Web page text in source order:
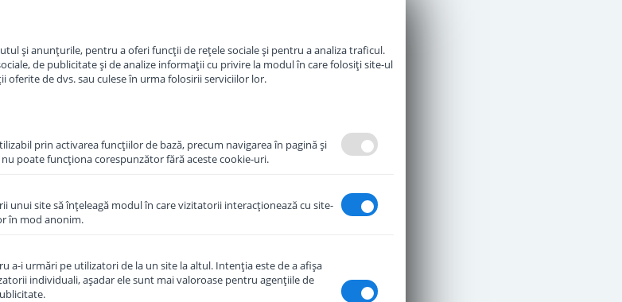
și anunțurile, pentru a oferi funcții de rețele sociale și pentru a analiza traficul.
de publicitate și de analize informații cu privire la modul în care folosiți site-ul
de dvs. sau culese în urma folosirii serviciilor lor.
prin activarea funcţiilor de bază, precum navigarea în pagină şi
poate funcţiona corespunzător fără aceste cookie-uri.
unui site să înţeleagă modul în care vizitatorii interacţionează cu site-
în mod anonim.
a-i urmări pe utilizatori de la un site la altul. Intenţia este de a afişa
individuali, aşadar ele sunt mai valoroase pentru agenţiile de